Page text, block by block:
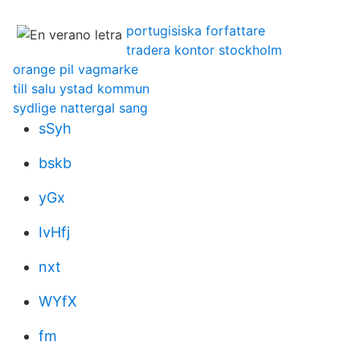
portugisiska forfattare
tradera kontor stockholm
orange pil vagmarke
till salu ystad kommun
sydlige nattergal sang
sSyh
bskb
yGx
IvHfj
nxt
WYfX
fm